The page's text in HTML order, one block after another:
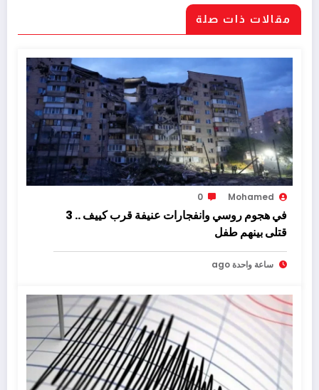
مقالات ذات صلة
Mohamed
0
في هجوم روسي وانفجارات عنيفة قرب كييف .. 3
قتلى بينهم طفل
ساعة واحدة ago